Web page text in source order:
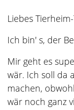
Liebes
Ich bin' s, der
Mir geht es
wär. Ich soll da
machen,
wär noch ganz